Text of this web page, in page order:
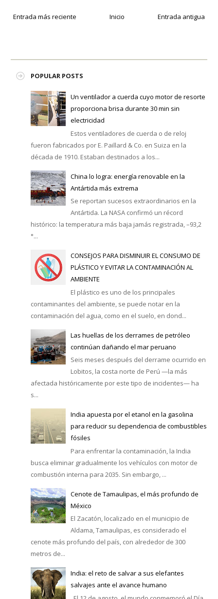
Entrada más reciente Entrada antigua
Inicio
POPULAR POSTS
Un ventilador a cuerda cuyo motor de resorte
proporciona brisa durante 30 min sin
electricidad
Estos ventiladores de cuerda o de reloj
fueron fabricados por E. Paillard & Co. en Suiza en la
década de 1910. Estaban destinados a los...
China lo logra: energía renovable en la
Antártida más extrema
Se reportan sucesos extraordinarios en la
Antártida. La NASA confirmó un récord
histórico: la temperatura más baja jamás registrada, –93,2
°...
CONSEJOS PARA DISMINUIR EL CONSUMO DE
PLÁSTICO Y EVITAR LA CONTAMINACIÓN AL
AMBIENTE
El plástico es uno de los principales
contaminantes del ambiente, se puede notar en la
contaminación del agua, como en el suelo, en dond...
Las huellas de los derrames de petróleo
continúan dañando el mar peruano
Seis meses después del derrame ocurrido en
Lobitos, la costa norte de Perú —la más
afectada históricamente por este tipo de incidentes— ha
s...
India apuesta por el etanol en la gasolina
para reducir su dependencia de combustibles
fósiles
Para enfrentar la contaminación, la India
busca eliminar gradualmente los vehículos con motor de
combustión interna para 2035. Sin embargo, ...
Cenote de Tamaulipas, el más profundo de
México
El Zacatón, localizado en el municipio de
Aldama, Tamaulipas, es considerado el
cenote más profundo del país, con alrededor de 300
metros de...
India: el reto de salvar a sus elefantes
salvajes ante el avance humano